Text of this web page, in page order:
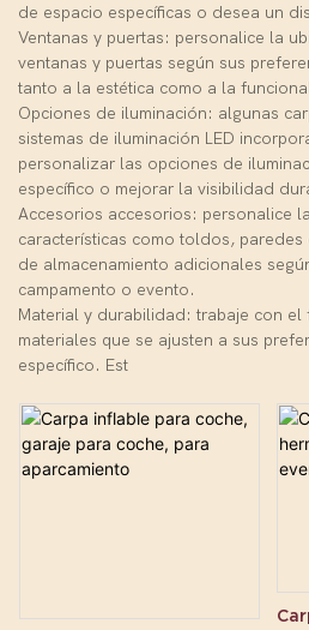
de espacio específicas o desea un
Ventanas y puertas: personalice la
ventanas y puertas según sus
tanto a la estética como a la
Opciones de iluminación: algunas
sistemas de iluminación LED
personalizar las opciones de
específico o mejorar la visibilidad
Accesorios accesorios: personalice
características como toldos,
de almacenamiento adicionales
campamento o evento.
Material y durabilidad: trabaje con el
materiales que se ajusten a sus
específico. Est